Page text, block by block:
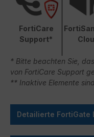
FortiCare
Support*
* Bitte beachten Sie,
von FortiCare Support
** Inaktive Elemente
Detailierte FortiGate